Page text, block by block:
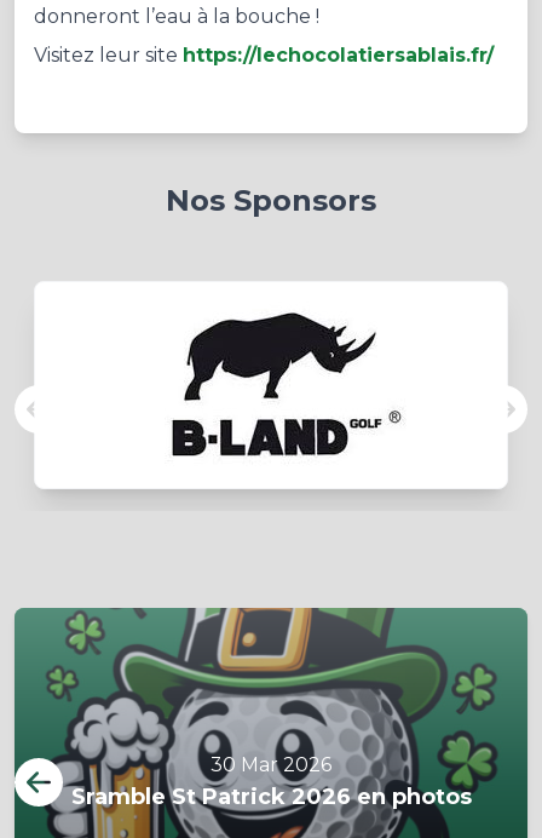
donneront l’eau à la bouche !
Visitez leur site https://lechocolatiersablais.fr/
Nos Sponsors
30 Mar 2026
Sramble St Patrick 2026 en photos